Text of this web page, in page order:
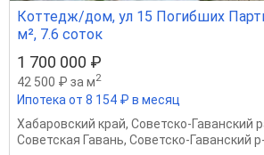
Коттедж/дом, ул 15 Погибших
м², 7.6 соток
1 700 000 ₽
42 500 ₽ за м2
Ипотека от 8 154 ₽ в месяц
Хабаровский край, Советско-Гаванский
Советская Гавань, Советско-Гаванский